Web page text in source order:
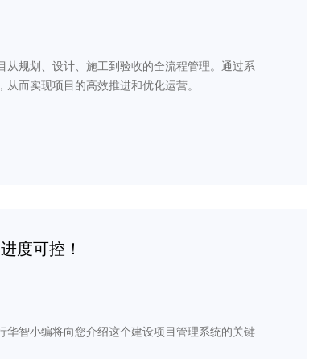
规划、设计、施工到验收的全流程管理。通过系
而实现项目的高效推进和优化运营。
度可控！
智小编将向您介绍这个建设项目管理系统的关键